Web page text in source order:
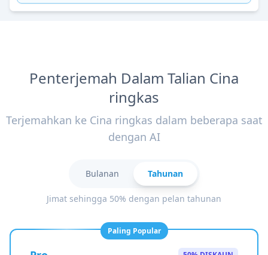
Penterjemah Dalam Talian Cina
ringkas
Terjemahkan ke Cina ringkas dalam beberapa saat
dengan AI
Bulanan Tahunan
Jimat sehingga 50% dengan pelan tahunan
Paling Popular